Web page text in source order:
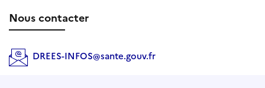
Nous contacter
DREES-INFOS@sante.gouv.fr